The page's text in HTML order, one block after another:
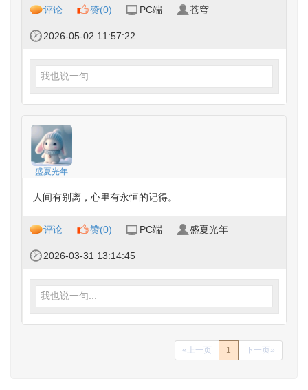
评论 赞(0) PC端 苍穹
2026-05-02 11:57:22
我也说一句...
盛夏光年
人间有别离，心里有永恒的记得。
评论 赞(0) PC端 盛夏光年
2026-03-31 13:14:45
我也说一句...
«上一页 1 下一页»